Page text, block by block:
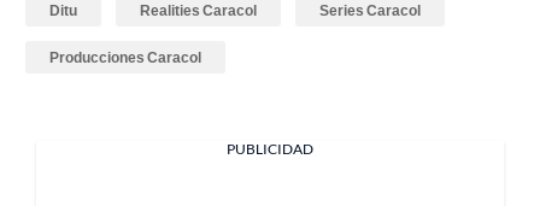
Ditu Realities Caracol Series Caracol
Producciones Caracol
PUBLICIDAD